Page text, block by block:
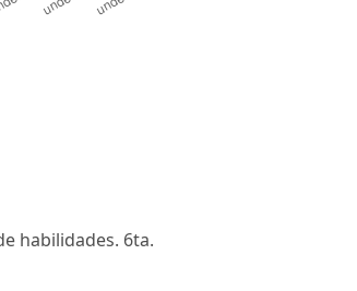
habilidades. 6ta.